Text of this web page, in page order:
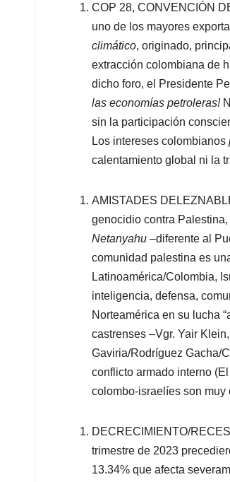
COP 28, CONVENCIÓN
uno de los mayores
climático, originado,
extracción colombiana de
dicho foro, el Presidente
las economías petroleras!
sin la participación
Los intereses colombianos
calentamiento global ni la
AMISTADES
genocidio contra
Netanyahu –diferente al
comunidad palestina es
Latinoamérica/Colombia,
inteligencia, defensa,
Norteamérica en su lucha
castrenses –Vgr. Yair
Gaviria/Rodríguez Gacha/
conflicto armado interno
colombo-israelíes son muy
DECRECIMIENTO/
trimestre de 2023
13.34% que afecta